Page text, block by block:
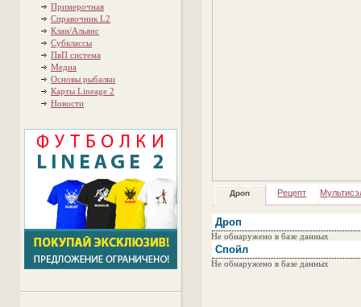
Примерочная
Справочник L2
Клан/Альянс
Субклассы
ПвП система
Медиа
Основы рыбалки
Карты Lineage 2
Новости
Дроп Рецепт
Дроп
Не обнаружено в базе данных
Спойл
Не обнаружено в базе данных